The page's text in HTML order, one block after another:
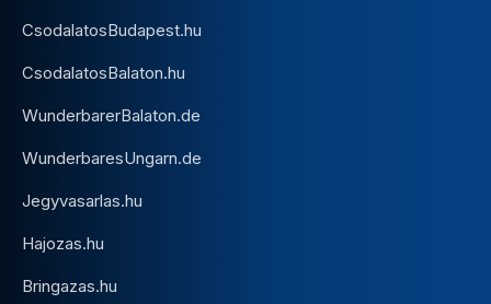
CsodalatosBudapest.hu
CsodalatosBalaton.hu
WunderbarerBalaton.de
WunderbaresUngarn.de
Jegyvasarlas.hu
Hajozas.hu
Bringazas.hu